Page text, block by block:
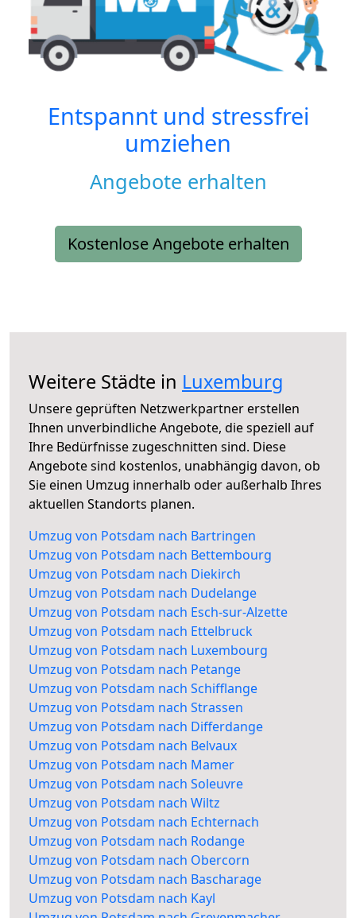
Entspannt und stressfrei
umziehen
Angebote erhalten
Kostenlose Angebote erhalten
Weitere Städte in Luxemburg
Unsere geprüften Netzwerkpartner erstellen
Ihnen unverbindliche Angebote, die speziell auf
Ihre Bedürfnisse zugeschnitten sind. Diese
Angebote sind kostenlos, unabhängig davon, ob
Sie einen Umzug innerhalb oder außerhalb Ihres
aktuellen Standorts planen.
Umzug von Potsdam nach Bartringen
Umzug von Potsdam nach Bettembourg
Umzug von Potsdam nach Diekirch
Umzug von Potsdam nach Dudelange
Umzug von Potsdam nach Esch-sur-Alzette
Umzug von Potsdam nach Ettelbruck
Umzug von Potsdam nach Luxembourg
Umzug von Potsdam nach Petange
Umzug von Potsdam nach Schifflange
Umzug von Potsdam nach Strassen
Umzug von Potsdam nach Differdange
Umzug von Potsdam nach Belvaux
Umzug von Potsdam nach Mamer
Umzug von Potsdam nach Soleuvre
Umzug von Potsdam nach Wiltz
Umzug von Potsdam nach Echternach
Umzug von Potsdam nach Rodange
Umzug von Potsdam nach Obercorn
Umzug von Potsdam nach Bascharage
Umzug von Potsdam nach Kayl